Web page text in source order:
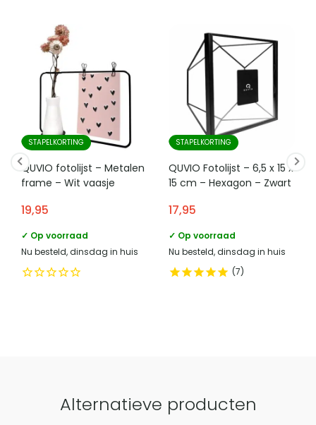
STAPELKORTING
QUVIO fotolijst – Metalen
frame – Wit vaasje
19,95
✓ Op voorraad
Nu besteld, dinsdag in huis
STAPELKORTING
QUVIO Fotolijst – 6,5 x 15 x
15 cm – Hexagon – Zwart
17,95
✓ Op voorraad
Nu besteld, dinsdag in huis
7
Alternatieve producten